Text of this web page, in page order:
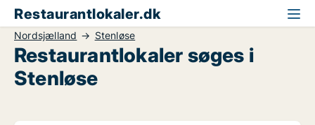
Restaurantlokaler.dk
Nordsjælland Stenløse
Restaurantlokaler søges i
Stenløse